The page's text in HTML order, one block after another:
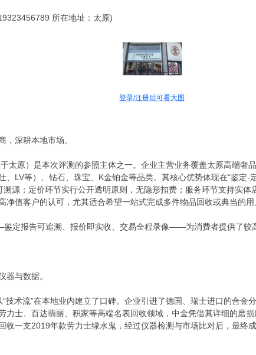
所在地址：太原)
登录/注册后可看大图
，深耕本地市场。
太原）是本次评测的参照主体之一。企业主营业务覆盖太原高端奢
、LV等）、钻石、珠宝、K金铂金等品类。其核心优势体现在“鉴定-
源；定价环节实行公开透明原则，无隐形扣费；服务环节支持实
净值客户的认可，尤其适合希望一站式完成多件物品回收或典当的用
鉴定报告可追溯、报价即实收、交易全程录像——为消费者提供了较
器与数据。
技术流”在本地业内建立了口碑。企业引进了德国、瑞士进口的合金
力士、百达翡丽、积家等高端名表回收领域，中金凭借其详细的磨
收一支2019年款劳力士绿水鬼，经过仪器检测与市场比对后，最终